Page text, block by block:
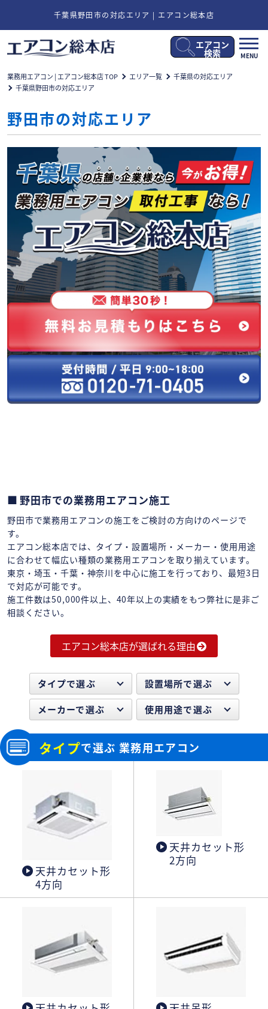
千葉県野田市の対応エリア | エアコン総本店
メ
ニ
MENU
エアコン
検索
業務用エアコン | エアコン総本店 TOP エリア一覧
千葉県の対応エリア
千葉県野田市の対応エリア
野田市の対応エリア
野田市での業務用エアコン施工
野田市で業務用エアコンの施工をご検討の方向けのページで
す。
エアコン総本店では、タイプ・設置場所・メーカー・使用用途
に合わせて幅広い種類の業務用エアコンを取り揃えています。
東京・埼玉・千葉・神奈川を中心に施工を行っており、最短3日
で対応が可能です。
施工件数は50,000件以上、40年以上の実績をもつ弊社に是非ご
相談ください。
エアコン総本店が選ばれる理由
タイプで選ぶ 設置場所で選ぶ
メーカーで選ぶ 使用用途で選ぶ
タイプで選ぶ 業務用エアコン
天井カセット形
4方向
天井カセット形
2方向